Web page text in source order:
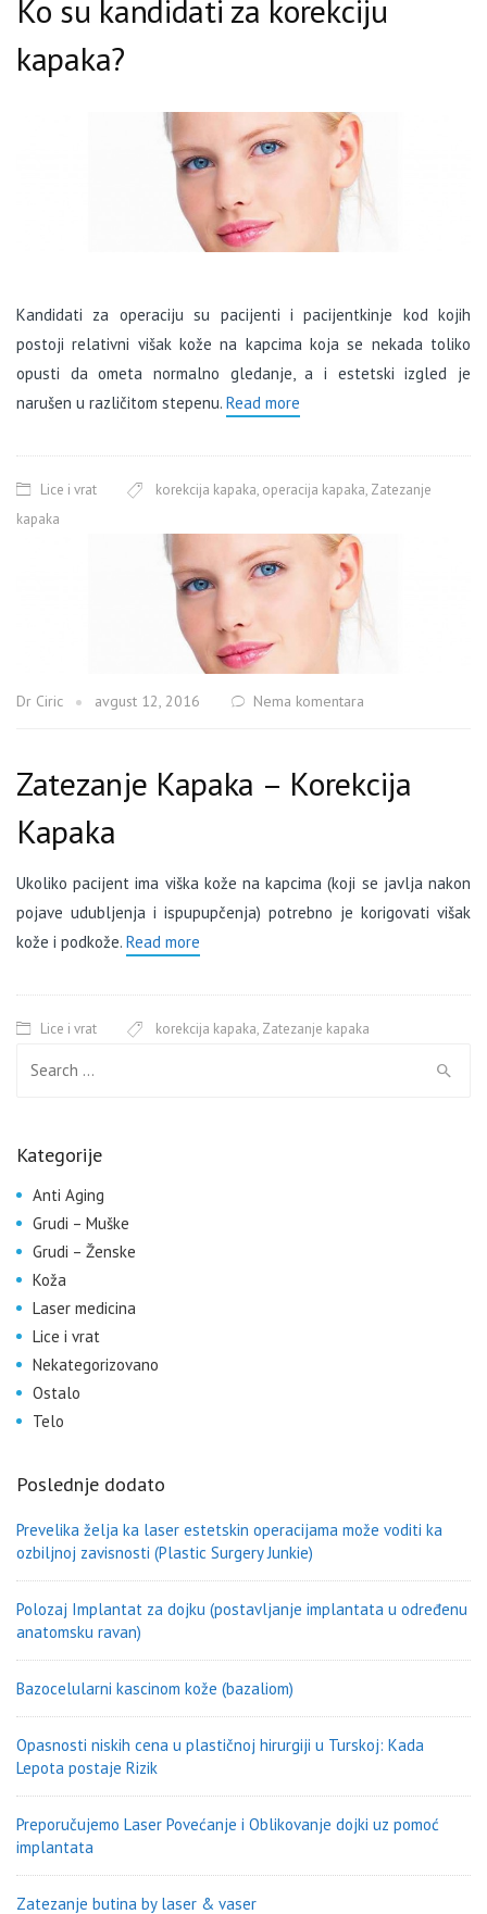
Ko su kandidati za korekciju
kapaka?
Kandidati za operaciju su pacijenti i pacijentkinje kod kojih
postoji relativni višak kože na kapcima koja se nekada toliko
opusti da ometa normalno gledanje, a i estetski izgled je
narušen u različitom stepenu. Read more
Lice i vrat korekcija kapaka, operacija kapaka, Zatezanje
kapaka
Dr Ciric avgust 12, 2016 Nema komentara
Zatezanje Kapaka – Korekcija
Kapaka
Ukoliko pacijent ima viška kože na kapcima (koji se javlja nakon
pojave udubljenja i ispupupčenja) potrebno je korigovati višak
kože i podkože. Read more
Lice i vrat korekcija kapaka, Zatezanje kapaka
Kategorije
Anti Aging
Grudi – Muške
Grudi – Ženske
Koža
Laser medicina
Lice i vrat
Nekategorizovano
Ostalo
Telo
Poslednje dodato
Prevelika želja ka laser estetskin operacijama može voditi ka
ozbiljnoj zavisnosti (Plastic Surgery Junkie)
Polozaj Implantat za dojku (postavljanje implantata u određenu
anatomsku ravan)
Bazocelularni kascinom kože (bazaliom)
Opasnosti niskih cena u plastičnoj hirurgiji u Turskoj: Kada
Lepota postaje Rizik
Preporučujemo Laser Povećanje i Oblikovanje dojki uz pomoć
implantata
Zatezanje butina by laser & vaser